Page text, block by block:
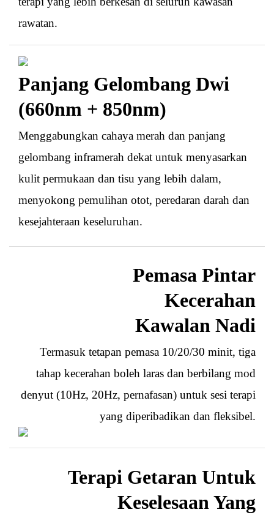
rawatan.
Panjang Gelombang Dwi
(660nm + 850nm)
Menggabungkan cahaya merah dan panjang
gelombang inframerah dekat untuk menyasarkan
kulit permukaan dan tisu yang lebih dalam,
menyokong pemulihan otot, peredaran darah dan
kesejahteraan keseluruhan.
Pemasa Pintar
Kecerahan
Kawalan Nadi
Termasuk tetapan pemasa 10/20/30 minit, tiga
tahap kecerahan boleh laras dan berbilang mod
denyut (10Hz, 20Hz, pernafasan) untuk sesi terapi
yang diperibadikan dan fleksibel.
Terapi Getaran Untuk
Keselesaan Yang